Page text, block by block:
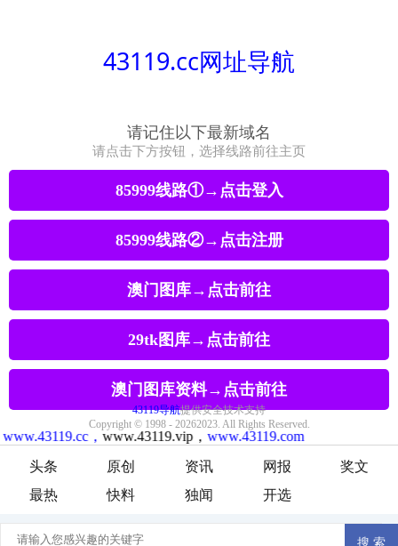
头条 原创 资讯 网报
奖文
最热
快料 独闻 开选